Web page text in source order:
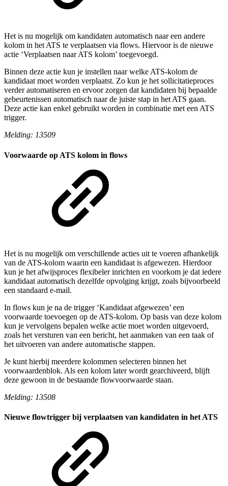
Het is nu mogelijk om kandidaten automatisch naar een andere
kolom in het ATS te verplaatsen via flows. Hiervoor is de nieuwe
actie ‘Verplaatsen naar ATS kolom’ toegevoegd.
Binnen deze actie kun je instellen naar welke ATS-kolom de
kandidaat moet worden verplaatst. Zo kun je het sollicitatieproces
verder automatiseren en ervoor zorgen dat kandidaten bij bepaalde
gebeurtenissen automatisch naar de juiste stap in het ATS gaan.
Deze actie kan enkel gebruikt worden in combinatie met een ATS
trigger.
Melding: 13509
Voorwaarde op ATS kolom in flows
Het is nu mogelijk om verschillende acties uit te voeren afhankelijk
van de ATS-kolom waarin een kandidaat is afgewezen. Hierdoor
kun je het afwijsproces flexibeler inrichten en voorkom je dat iedere
kandidaat automatisch dezelfde opvolging krijgt, zoals bijvoorbeeld
een standaard e-mail.
In flows kun je na de trigger ‘Kandidaat afgewezen’ een
voorwaarde toevoegen op de ATS-kolom. Op basis van deze kolom
kun je vervolgens bepalen welke actie moet worden uitgevoerd,
zoals het versturen van een bericht, het aanmaken van een taak of
het uitvoeren van andere automatische stappen.
Je kunt hierbij meerdere kolommen selecteren binnen het
voorwaardenblok. Als een kolom later wordt gearchiveerd, blijft
deze gewoon in de bestaande flowvoorwaarde staan.
Melding: 13508
Nieuwe flowtrigger bij verplaatsen van kandidaten in het ATS